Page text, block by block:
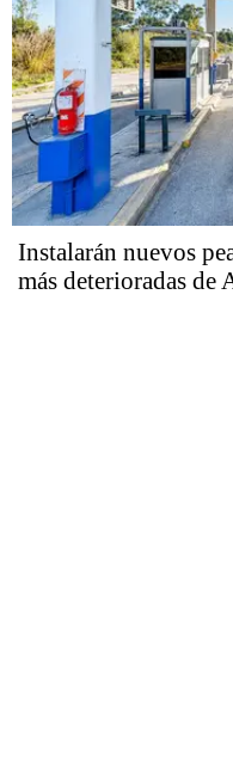
Instalarán nuevos
más deterioradas de